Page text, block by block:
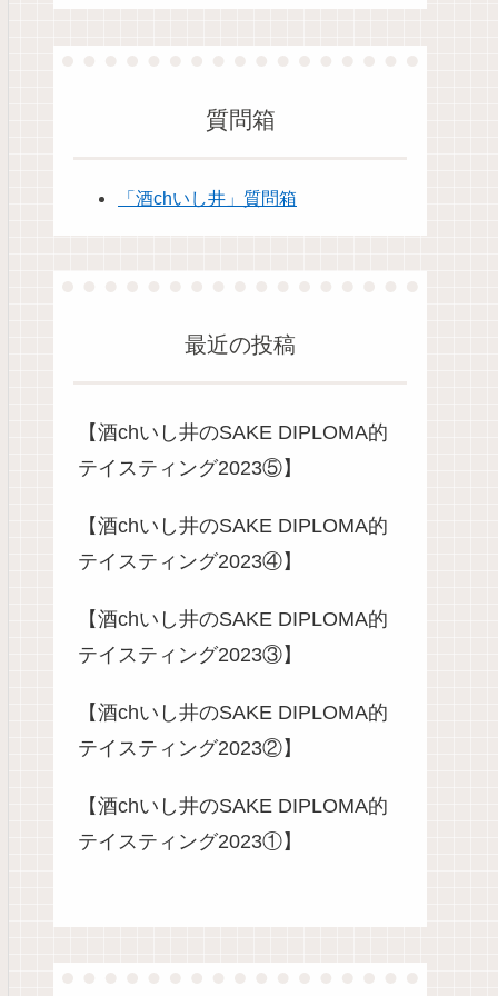
質問箱
「酒chいし井」質問箱
最近の投稿
【酒chいし井のSAKE DIPLOMA的
テイスティング2023⑤】
【酒chいし井のSAKE DIPLOMA的
テイスティング2023④】
【酒chいし井のSAKE DIPLOMA的
テイスティング2023③】
【酒chいし井のSAKE DIPLOMA的
テイスティング2023②】
【酒chいし井のSAKE DIPLOMA的
テイスティング2023①】